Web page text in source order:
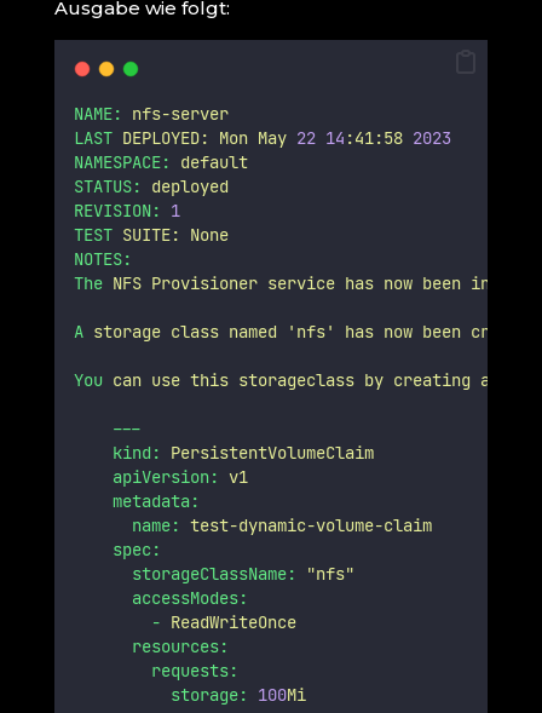
Ausgabe wie folgt:
NAME:
nfs-server
LAST DEPLOYED: Mon May 22 14 :41:58 2023
NAMESPACE:
default
STATUS:
deployed
REVISION:
1
TEST SUITE:
None
NOTES:
The NFS Provisioner service has now been
A storage class named ' nfs' has now been created
You can use this storageclass by creating a
---
kind:
PersistentVolumeClaim
apiVersion: v1
metadata:
name: test-dynamic-volume-claim
spec:
storageClassName:
"nfs"
accessModes:
- ReadWriteOnce
resources:
requests:
storage:
100Mi